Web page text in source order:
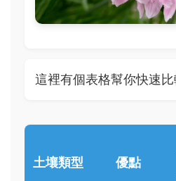
這裡有個表格幫你快速比
土壤類型 優點